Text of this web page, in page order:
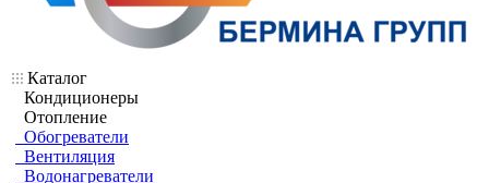
Каталог
Кондиционеры
Отопление
Обогреватели
Вентиляция
Водонагреватели